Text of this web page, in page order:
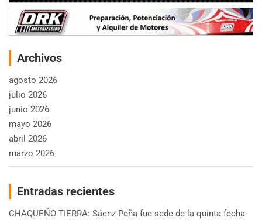
Archivos
agosto 2026
julio 2026
junio 2026
mayo 2026
abril 2026
marzo 2026
Entradas recientes
CHAQUEÑO TIERRA: Sáenz Peña fue sede de la quinta fecha